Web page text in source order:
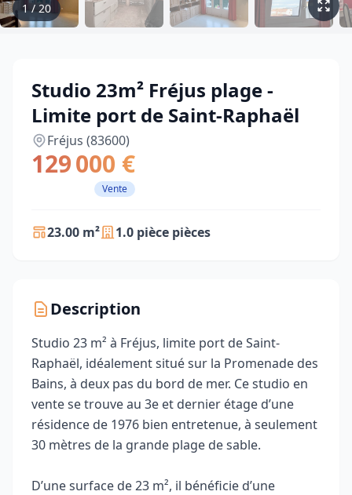
1/ 20
Studio 23m² Fréjus plage -
Limite port de Saint-Raphaël
Fréjus (83600)
129 000 €
Vente
23.00 m² 1.0 pièce pièces
Description
Studio 23 m² à Fréjus, limite port de Saint-
Raphaël, idéalement situé sur la Promenade des
Bains, à deux pas du bord de mer. Ce studio en
vente se trouve au 3e et dernier étage d’une
résidence de 1976 bien entretenue, à seulement
30 mètres de la grande plage de sable.
D’une surface de 23 m², il bénéficie d’une